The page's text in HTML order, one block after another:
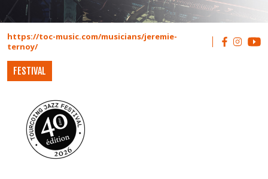
https://toc-music.com/musicians/jeremie-
ternoy/
FESTIVAL